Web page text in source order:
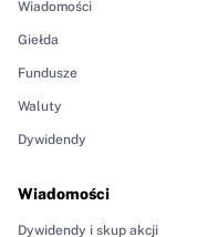
Wiadomości
Giełda
Fundusze
Waluty
Dywidendy
Wiadomości
Dywidendy i skup akcji